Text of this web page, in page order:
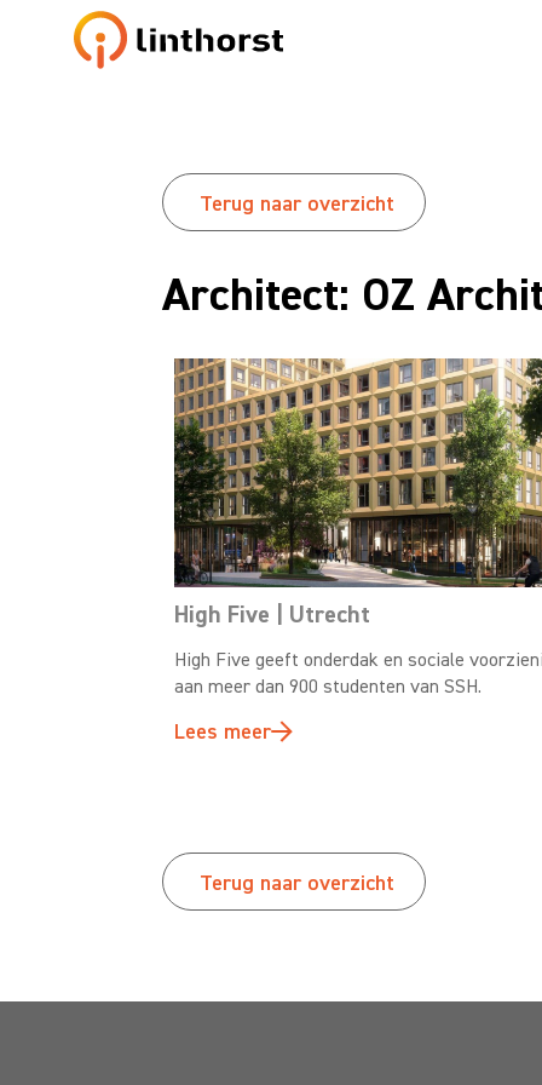
Terug naar overzicht
Architect: OZ
High Five | Utrecht
High Five geeft onderdak en sociale
aan meer dan 900 studenten van SSH.
Lees meer
Terug naar overzicht